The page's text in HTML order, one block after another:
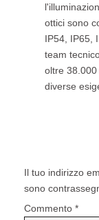
ottici sono
IP54, IP65,
team
oltre
diverse
Il tuo indirizzo
sono
Commento *